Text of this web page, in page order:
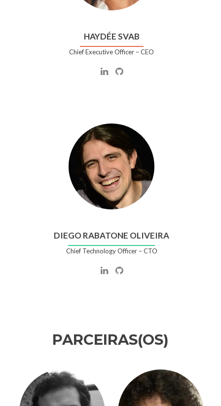
HAYDÉE SVAB
Chief Executive Officer – CEO
DIEGO RABATONE OLIVEIRA
Chief Technology Officer – CTO
PARCEIRAS(OS)